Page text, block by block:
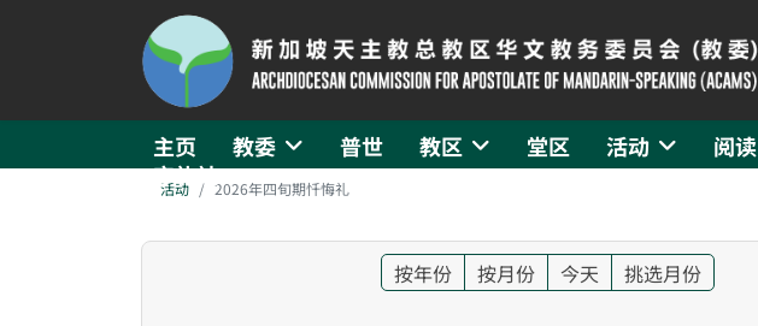
主页 教委 普世 教区 堂区 活动 阅读
守礼社
活动 2026年四旬期忏悔礼
按年份 按月份 今天 挑选月份